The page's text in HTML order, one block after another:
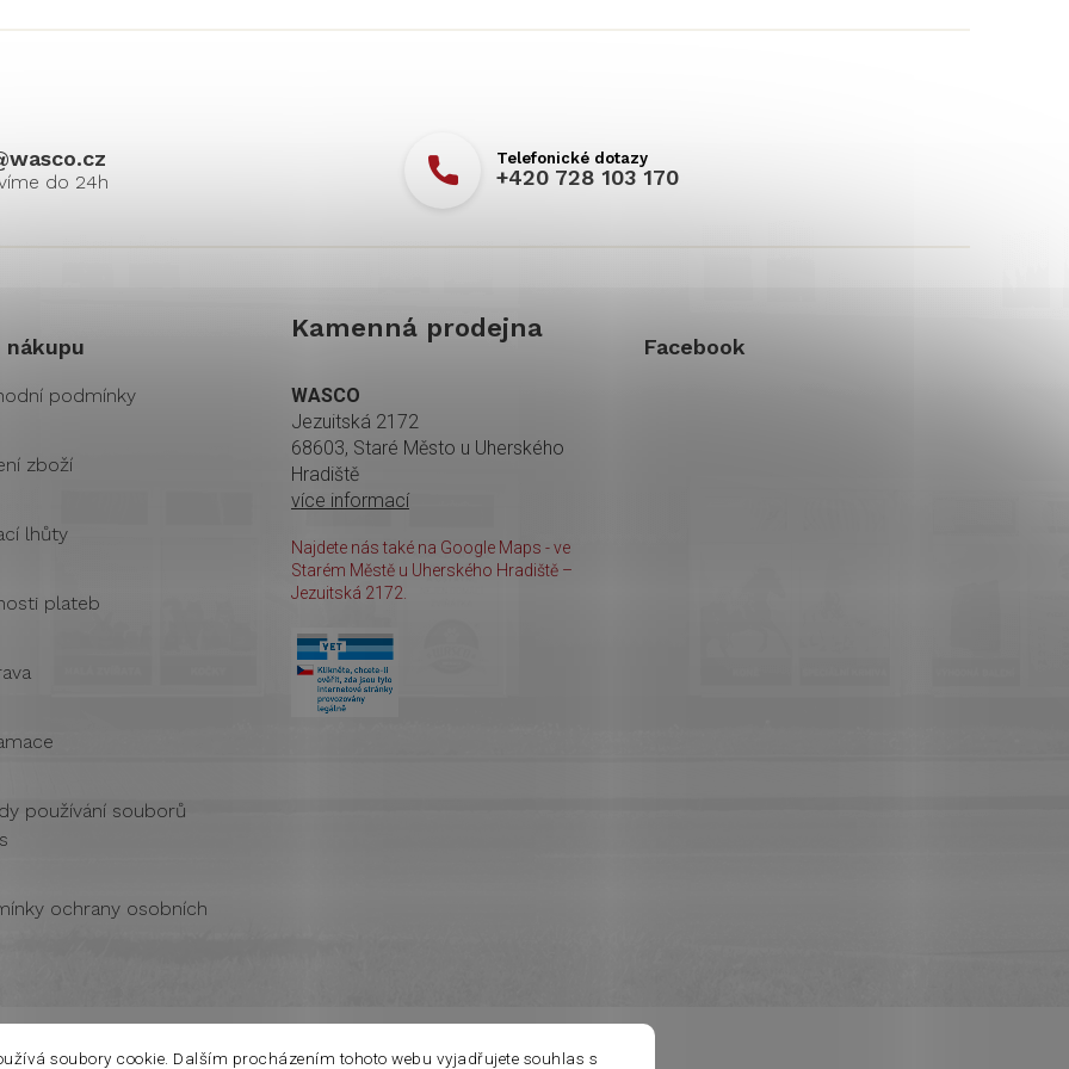
soubory cookie. Dalším procházením tohoto webu vyjadřujete souhlas s
wasco.cz
+420 728 103 170
nákupu
podmínky
zboží
lhůty
plateb
používání souborů
ochrany osobních
Kamenná prodejna
WASCO
Jezuitská 2172
68603, Staré Město u Uherského
Hradiště
více informací
Najdete nás také na Google Maps - ve
Starém Městě u Uherského Hradiště –
Jezuitská 2172.
Facebook